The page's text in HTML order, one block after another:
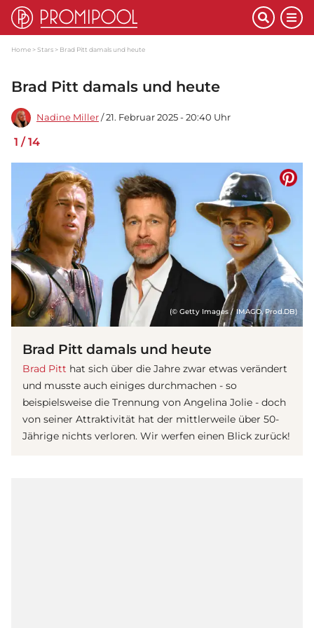
Home Stars Brad Pitt damals und heute
Brad Pitt damals und heute
Nadine Miller / 21. Februar 2025 - 20:40 Uhr
1 /14
(© Getty Images / IMAGO, Prod.DB)
Brad Pitt damals und heute
Brad Pitt hat sich über die Jahre zwar etwas verändert
und musste auch einiges durchmachen - so
beispielsweise die Trennung von Angelina Jolie - doch
von seiner Attraktivität hat der mittlerweile über 50-
Jährige nichts verloren. Wir werfen einen Blick zurück!